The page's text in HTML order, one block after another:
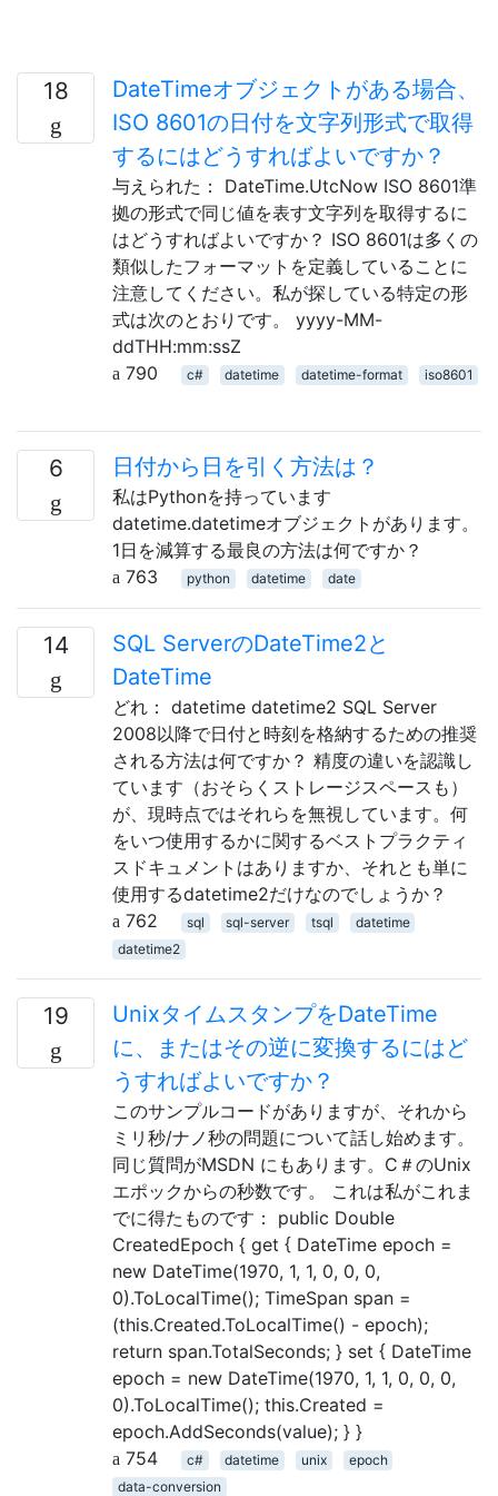
18
DateTimeオブジェクトがある場合、
ISO 8601の日付を文字列形式で取得
するにはどうすればよいですか？
与えられた： DateTime.UtcNow ISO 8601準
拠の形式で同じ値を表す文字列を取得するに
はどうすればよいですか？ ISO 8601は多くの
類似したフォーマットを定義していることに
注意してください。私が探している特定の形
式は次のとおりです。 yyyy-MM-
ddTHH:mm:ssZ
790
c# datetime datetime-format iso8601
6 日付から日を引く方法は？
私はPythonを持っています
datetime.datetimeオブジェクトがあります。
1日を減算する最良の方法は何ですか？
763
python datetime date
14
SQL ServerのDateTime2と
DateTime
どれ： datetime datetime2 SQL Server
2008以降で日付と時刻を格納するための推奨
される方法は何ですか？ 精度の違いを認識し
ています（おそらくストレージスペースも）
が、現時点ではそれらを無視しています。何
をいつ使用するかに関するベストプラクティ
スドキュメントはありますか、それとも単に
使用するdatetime2だけなのでしょうか？
762
sql sql-server tsql
datetime
datetime2
19
UnixタイムスタンプをDateTime
に、またはその逆に変換するにはど
うすればよいですか？
このサンプルコードがありますが、それから
ミリ秒/ナノ秒の問題について話し始めます。
同じ質問がMSDN にもあります。C＃のUnix
エポックからの秒数です。 これは私がこれま
でに得たものです： public Double
CreatedEpoch { get { DateTime epoch =
new DateTime(1970, 1, 1, 0, 0, 0,
0).ToLocalTime(); TimeSpan span =
(this.Created.ToLocalTime() - epoch);
return span.TotalSeconds; } set { DateTime
epoch = new DateTime(1970, 1, 1, 0, 0, 0,
0).ToLocalTime(); this.Created =
epoch.AddSeconds(value); } }
754
c# datetime unix
epoch
data-conversion